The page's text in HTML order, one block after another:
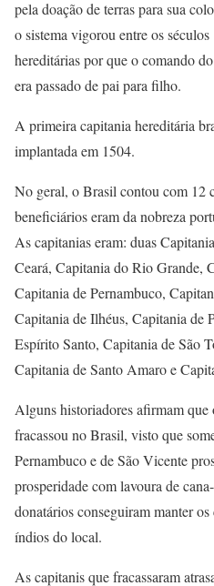
pela doação de terras para sua
o sistema vigorou entre os
hereditárias por que o comando
era passado de pai para filho.
A primeira capitania hereditária
implantada em 1504.
No geral, o Brasil contou com 12
beneficiários eram da nobreza
As capitanias eram: duas
Ceará, Capitania do Rio Grande,
Capitania de Pernambuco,
Capitania de Ilhéus, Capitania de
Espírito Santo, Capitania de São
Capitania de Santo Amaro e
Alguns historiadores afirmam que
fracassou no Brasil, visto que
Pernambuco e de São Vicente
prosperidade com lavoura de
donatários conseguiram manter
índios do local.
As capitanis que fracassaram